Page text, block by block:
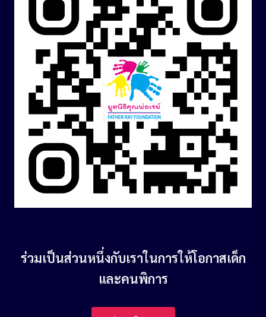
ร่วมเป็นส่วนหนึ่งกับเราในการให้โอกาสเด็ก
และคนพิการ